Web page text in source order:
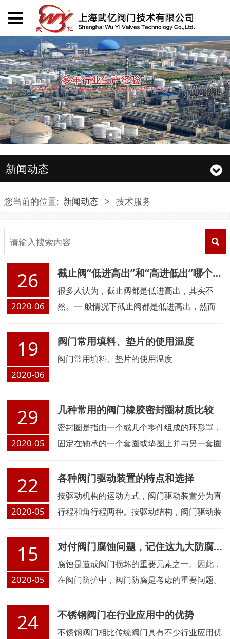
新闻动态
您当前的位置: 新闻动态 > 技术服务
26
2020-06
截止阀“低进高出”和“高进低出”哪个好？
很多人认为，截止阀都是低进高出，其实不
然。一 般情况下截止阀都是低进高出，然而
19
2020-06
阀门常用填料、垫片的使用温度
阀门常用填料、垫片的使用温度
29
2020-05
几种常用的阀门橡胶密封圈材质比较
密封圈是指由一个或几个零件组成的环形罩，
固定在轴承的一个套圈或垫圈上并与另一套圈
漏出及外物侵入，因其截面为O型，故称其为
O型密封圈。密封圈都有哪些材料的？有什么
特点？
22
2020-05
各种阀门驱动装置的特点和选择
按驱动机构的运动方式，阀门驱动装置分为直
行程和角行程两种。按驱动结构，阀门驱动装
15
2020-05
对付阀门腐蚀问题，记住这九大防腐小妙招！
腐蚀是造成阀门损坏的重要元素之一。因此，
在阀门防护中，阀门防腐是考虑的重要问题。
小妙招！
24 不锈钢阀门在行业应用中的优势
不锈钢阀门相比传统阀门具有不少行业应用优